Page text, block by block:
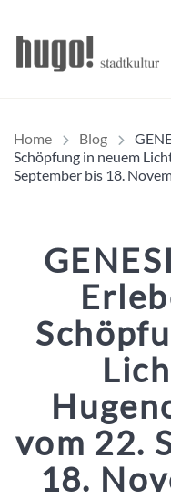
Home Blog
Schöpfung in neuem
September bis 18.
vom 22.
18.